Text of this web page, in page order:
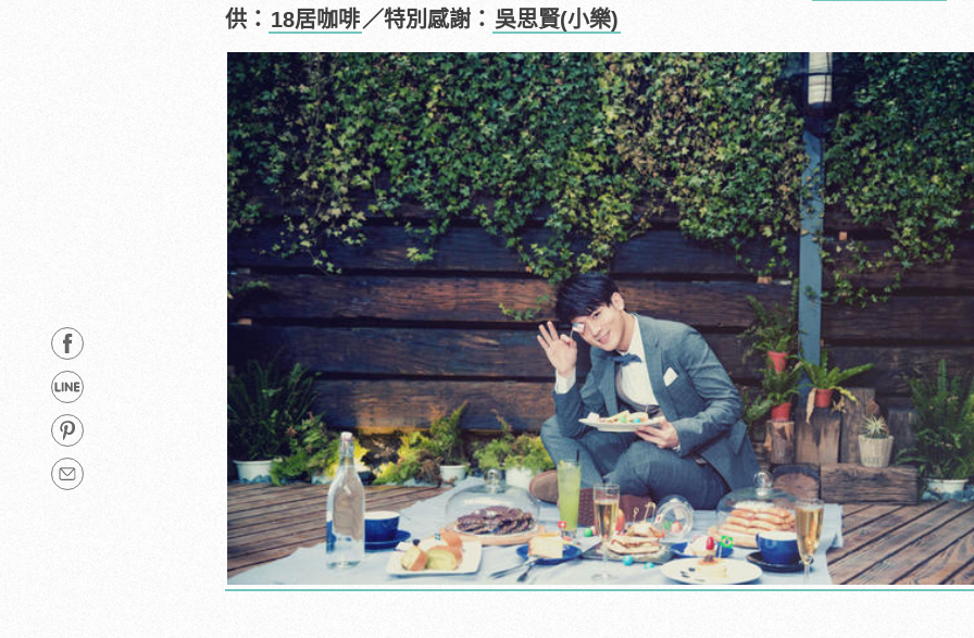
供： 18居咖啡／特別感謝： 吳思賢(小樂)